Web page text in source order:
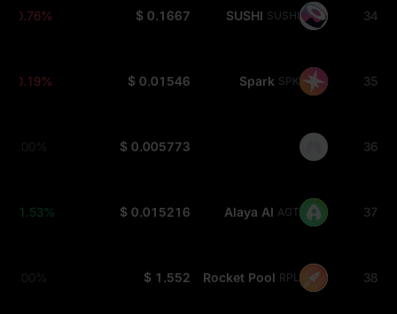
34
SUSHI SUSHI
$ 0.1667
-0.76%
35
Spark SPK
$ 0.01546
-0.19%
36
$ 0.005773
0.00%
37
Alaya AI AGT
$ 0.015216
+1.53%
38
Rocket Pool RPL
$ 1.552
0.00%